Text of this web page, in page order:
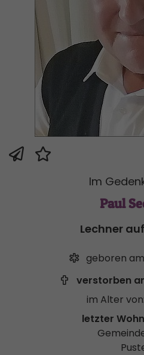
Im
Paul
Lechner
geboren
verstorben
im Alter von:
letzter